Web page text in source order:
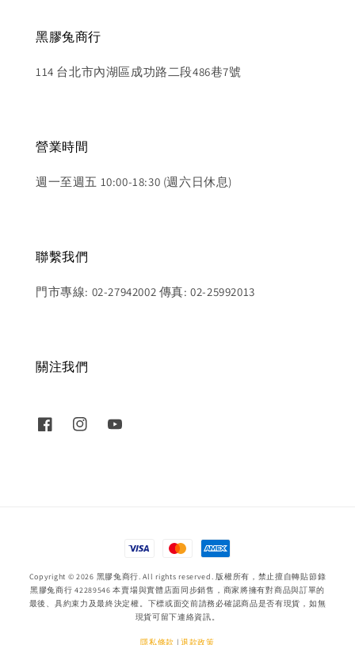
黑膠兔商行
114 台北市內湖區成功路二段486巷7號
營業時間
週一至週五 10:00-18:30 (週六日休息)
聯繫我們
門市專線: 02-27942002 傳真: 02-25992013
關注我們
Copyright © 2026 黑膠兔商行. All rights reserved. 版權所有，禁止擅自轉貼節錄
黑膠兔商行 42289546 本賣場與實體店面同步銷售，商家將擁有對商品與訂單的
最後、具約束力及最終決定權。下標或面交前請務必確認商品是否有現貨，如無
現貨可留下連絡資訊。
隱私條款 |退款政策